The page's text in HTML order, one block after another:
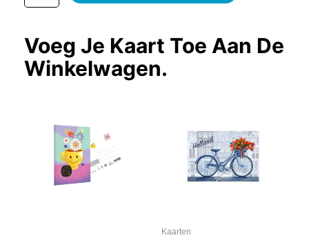
Voeg Je Kaart Toe Aan De
Winkelwagen.
Kaarten